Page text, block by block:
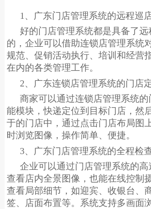
1、广东门店管理系统的远程巡
好的门店管理系统都是具备了
的，企业可以借助连锁店管理系统
规范、促销活动执行、培训和经营
在内的各类管理工作。
2、广东连锁店管理系统的门店
商家可以通过连锁店管理系统
能模块，快递定位到目标门店，然
于的门店中，通过点击门店布局图
时浏览图像，操作简单、便捷。
3、广东门店管理系统的全程检
企业可以通过门店管理系统的
查看店内全景图像，也能在线控制
查看局部细节，如迎宾、收银台、
签、店面布置等。系统支持多画面